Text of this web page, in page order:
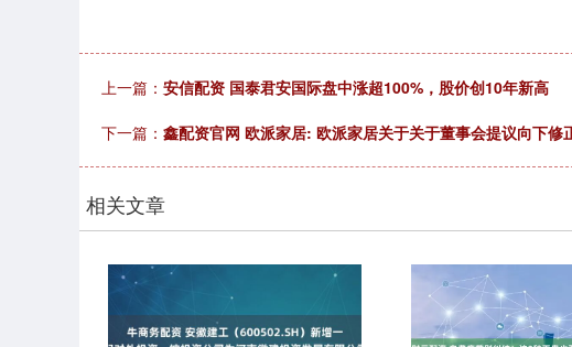
上一篇： 安信配资 国泰君安国际盘中涨超100%，股价创10年新高
下一篇： 鑫配资官网 欧派家居: 欧派家居关于关于董事会提议向下修
相关文章